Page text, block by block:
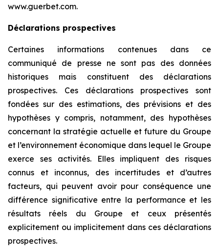
www.guerbet.com.
Déclarations prospectives
Certaines informations contenues dans ce
communiqué de presse ne sont pas des données
historiques mais constituent des déclarations
prospectives. Ces déclarations prospectives sont
fondées sur des estimations, des prévisions et des
hypothèses y compris, notamment, des hypothèses
concernant la stratégie actuelle et future du Groupe
et l’environnement économique dans lequel le Groupe
exerce ses activités. Elles impliquent des risques
connus et inconnus, des incertitudes et d’autres
facteurs, qui peuvent avoir pour conséquence une
différence significative entre la performance et les
résultats réels du Groupe et ceux présentés
explicitement ou implicitement dans ces déclarations
prospectives.